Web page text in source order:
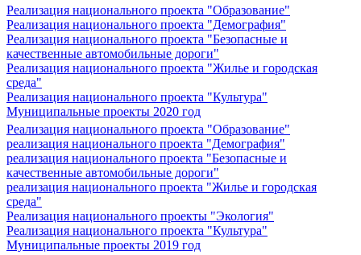
Реализация национального проекта "Образование"
Реализация национального проекта "Демография"
Реализация национального проекта "Безопасные и
качественные автомобильные дороги"
Реализация национального проекта "Жилье и городская
среда"
Реализация национального проекта "Культура"
Муниципальные проекты 2020 год
Реализация национального проекта "Образование"
реализация национального проекта "Демография"
реализация национального проекта "Безопасные и
качественные автомобильные дороги"
реализация национального проекта "Жилье и городская
среда"
Реализация национального проекты "Экология"
Реализация национального проекта "Культура"
Муниципальные проекты 2019 год